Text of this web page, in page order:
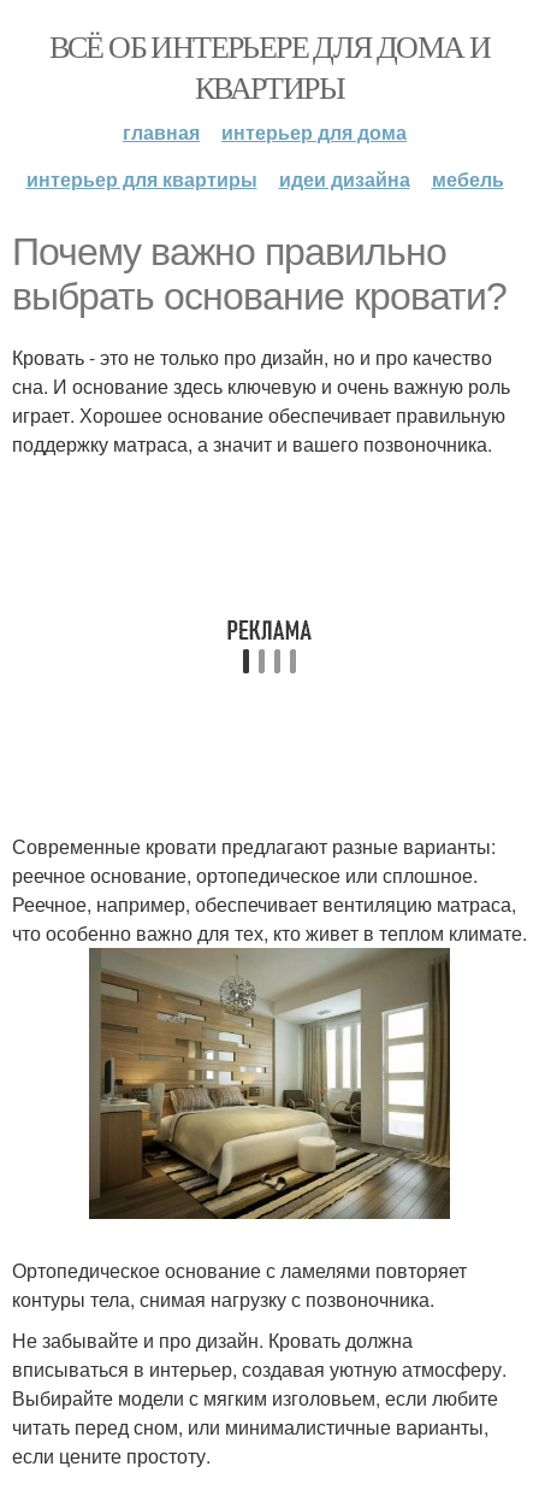
ВСЁ ОБ ИНТЕРЬЕРЕ ДЛЯ ДОМА И
КВАРТИРЫ
главная
интерьер для дома
интерьер для квартиры
идеи дизайна мебель
Почему важно правильно
выбрать основание кровати?
Кровать - это не только про дизайн, но и про качество
сна. И основание здесь ключевую и очень важную роль
играет. Хорошее основание обеспечивает правильную
поддержку матраса, а значит и вашего позвоночника.
Современные кровати предлагают разные варианты:
реечное основание, ортопедическое или сплошное.
Реечное, например, обеспечивает вентиляцию матраса,
что особенно важно для тех, кто живет в теплом климате.
Ортопедическое основание с ламелями повторяет
контуры тела, снимая нагрузку с позвоночника.
Не забывайте и про дизайн. Кровать должна
вписываться в интерьер, создавая уютную атмосферу.
Выбирайте модели с мягким изголовьем, если любите
читать перед сном, или минималистичные варианты,
если цените простоту.